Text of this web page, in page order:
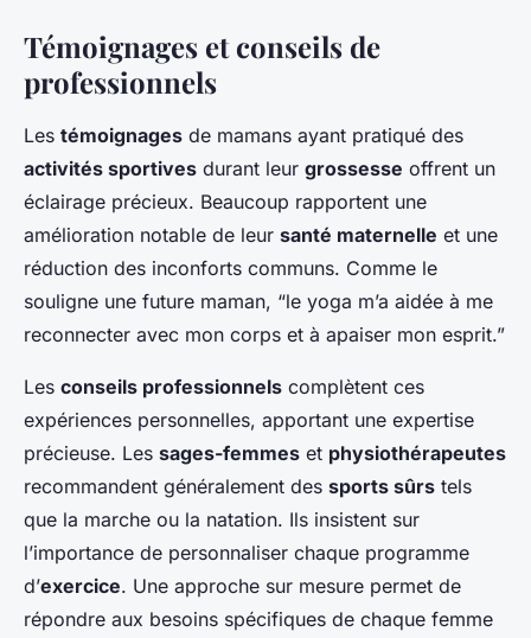
Témoignages et conseils de
professionnels
Les témoignages de mamans ayant pratiqué des
activités sportives durant leur grossesse offrent un
éclairage précieux. Beaucoup rapportent une
amélioration notable de leur santé maternelle et une
réduction des inconforts communs. Comme le
souligne une future maman, “le yoga m’a aidée à me
reconnecter avec mon corps et à apaiser mon esprit.”
Les conseils professionnels complètent ces
expériences personnelles, apportant une expertise
précieuse. Les sages-femmes et physiothérapeutes
recommandent généralement des sports sûrs tels
que la marche ou la natation. Ils insistent sur
l’importance de personnaliser chaque programme
d’exercice. Une approche sur mesure permet de
répondre aux besoins spécifiques de chaque femme